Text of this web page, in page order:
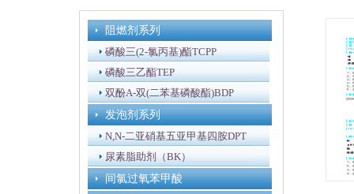
阻燃剂系列
磷酸三(2-氯丙基)酯TCPP
磷酸三乙酯TEP
双酚A-双(二苯基磷酸酯)BDP
发泡剂系列
N,N-二亚硝基五亚甲基四胺DPT
尿素脂助剂（BK）
间氯过氧苯甲酸